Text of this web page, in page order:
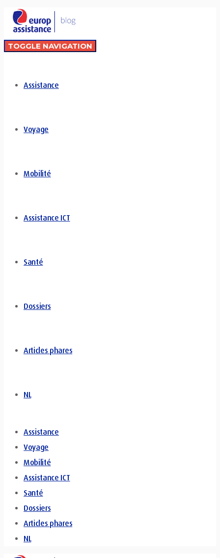
TOGGLE NAVIGATION
Assistance
Voyage
Mobilité
Assistance ICT
Santé
Dossiers
Articles phares
NL
Assistance
Voyage
Mobilité
Assistance ICT
Santé
Dossiers
Articles phares
NL